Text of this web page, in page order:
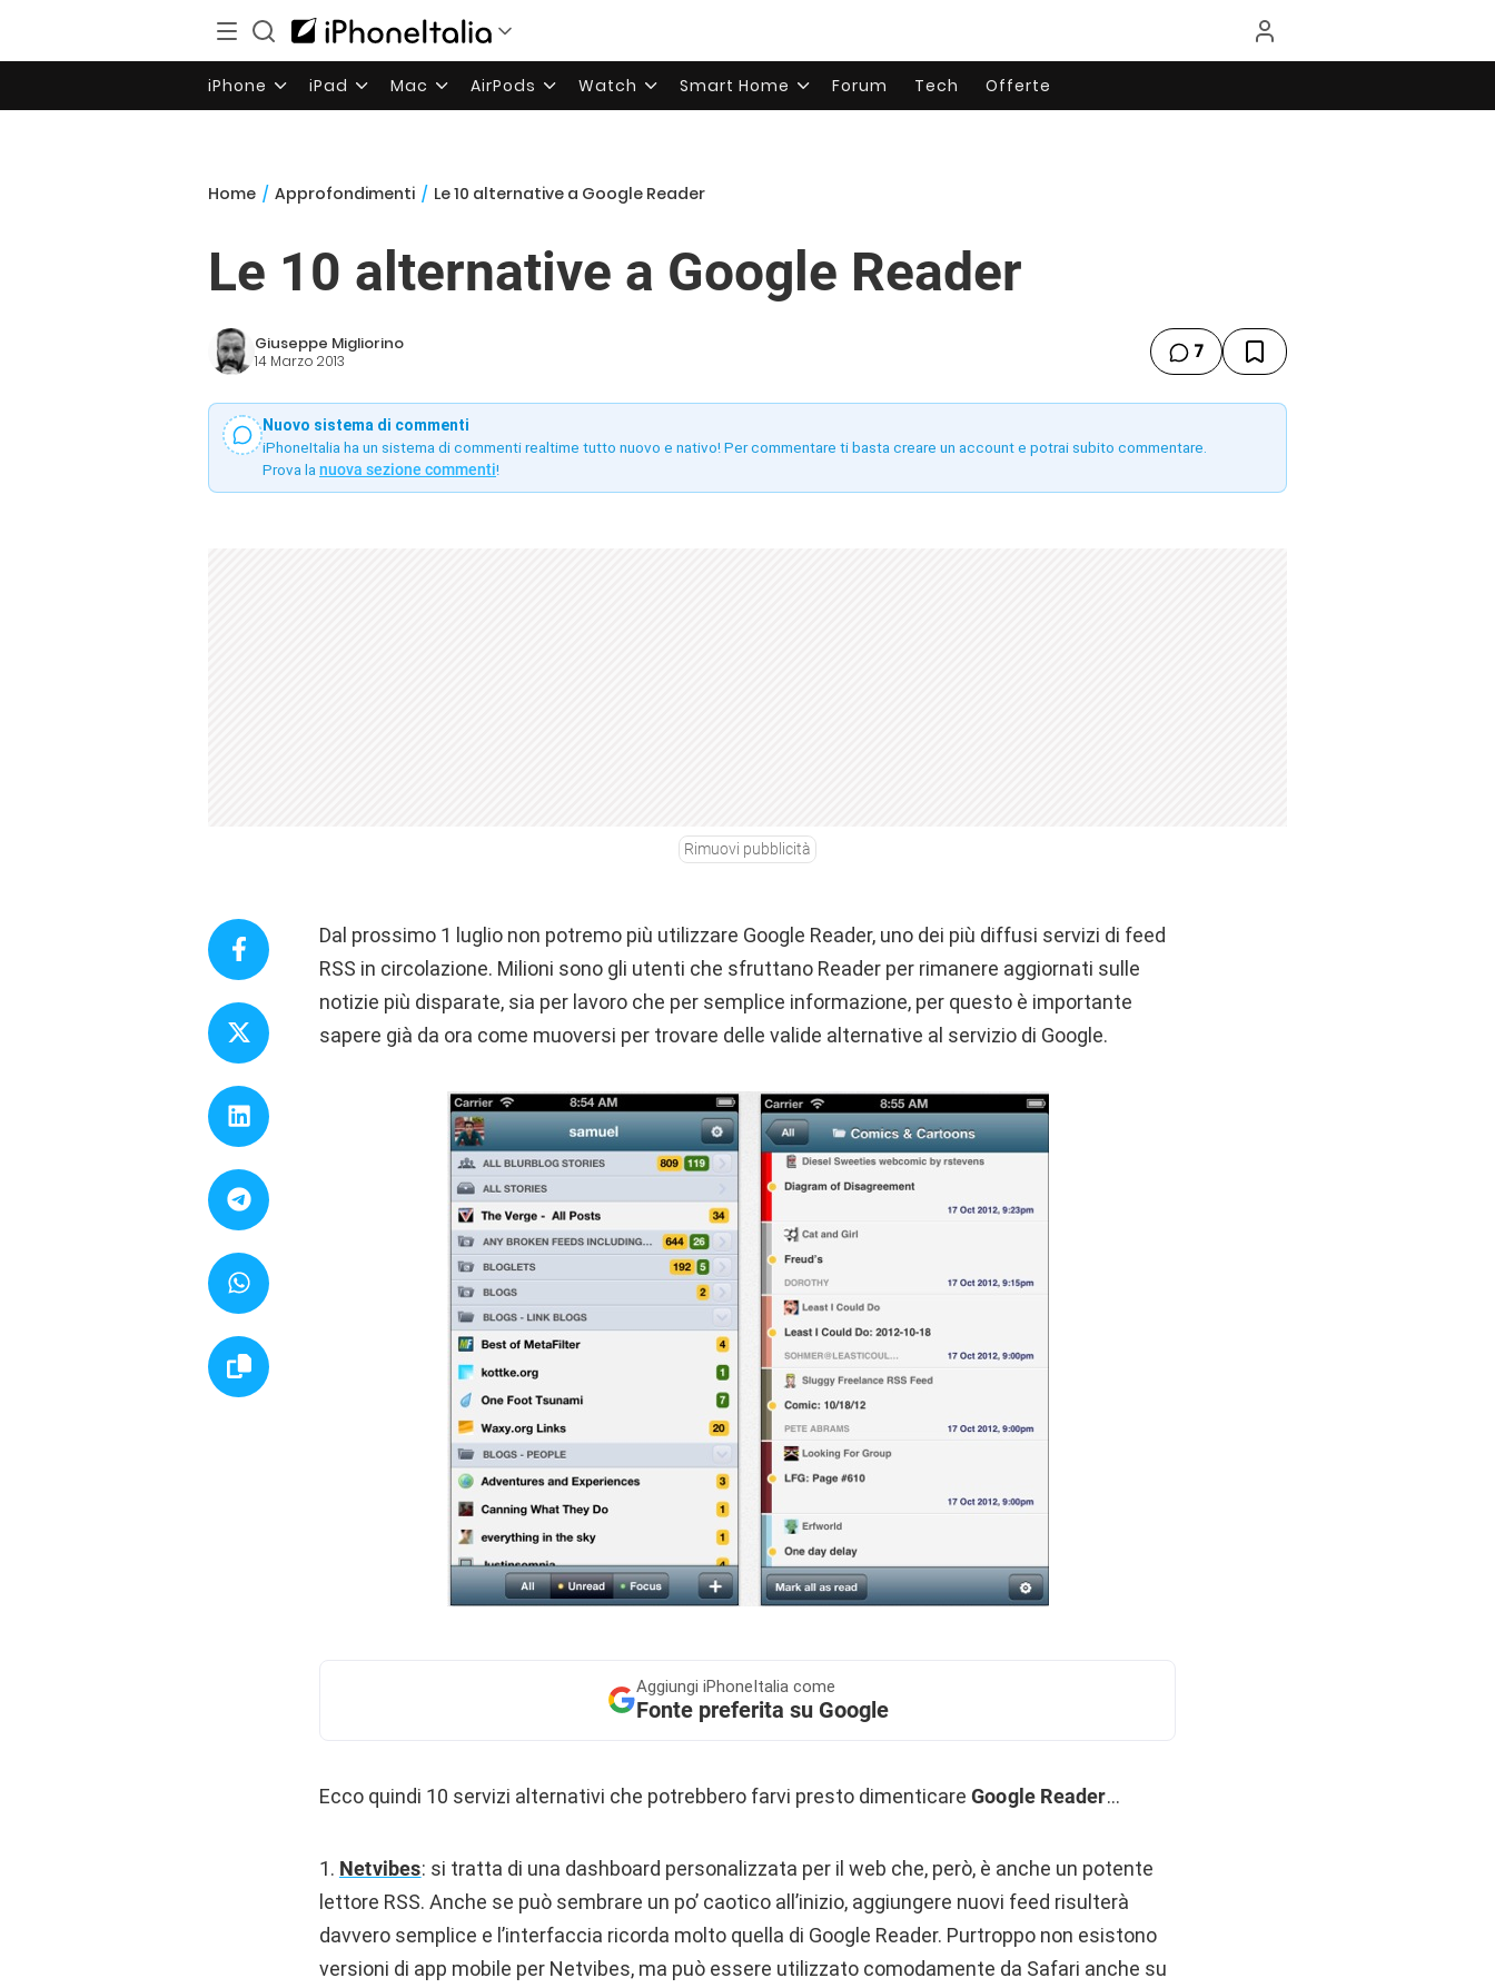
iPhone iPad Mac AirPods Watch Smart Home Forum Tech Offerte
Home / Approfondimenti / Le 10 alternative a Google Reader
Le 10 alternative a Google Reader
Giuseppe Migliorino
14 Marzo 2013 7
Nuovo sistema di commenti
iPhoneItalia ha un sistema di commenti realtime tutto nuovo e nativo! Per commentare ti basta creare un account e potrai subito commentare.
Prova la nuova sezione commenti!
Rimuovi pubblicità
Dal prossimo 1 luglio non potremo più utilizzare Google Reader, uno dei più diffusi servizi di feed
RSS in circolazione. Milioni sono gli utenti che sfruttano Reader per rimanere aggiornati sulle
notizie più disparate, sia per lavoro che per semplice informazione, per questo è importante
sapere già da ora come muoversi per trovare delle valide alternative al servizio di Google.
Aggiungi iPhoneItalia come
Fonte preferita su Google
Ecco quindi 10 servizi alternativi che potrebbero farvi presto dimenticare Google Reader…
1. Netvibes: si tratta di una dashboard personalizzata per il web che, però, è anche un potente
lettore RSS. Anche se può sembrare un po’ caotico all’inizio, aggiungere nuovi feed risulterà
davvero semplice e l’interfaccia ricorda molto quella di Google Reader. Purtroppo non esistono
versioni di app mobile per Netvibes, ma può essere utilizzato comodamente da Safari anche su